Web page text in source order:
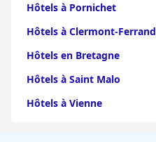
Hôtels à Pornichet
Hôtels à Clermont-Ferrand
Hôtels en Bretagne
Hôtels à Saint Malo
Hôtels à Vienne